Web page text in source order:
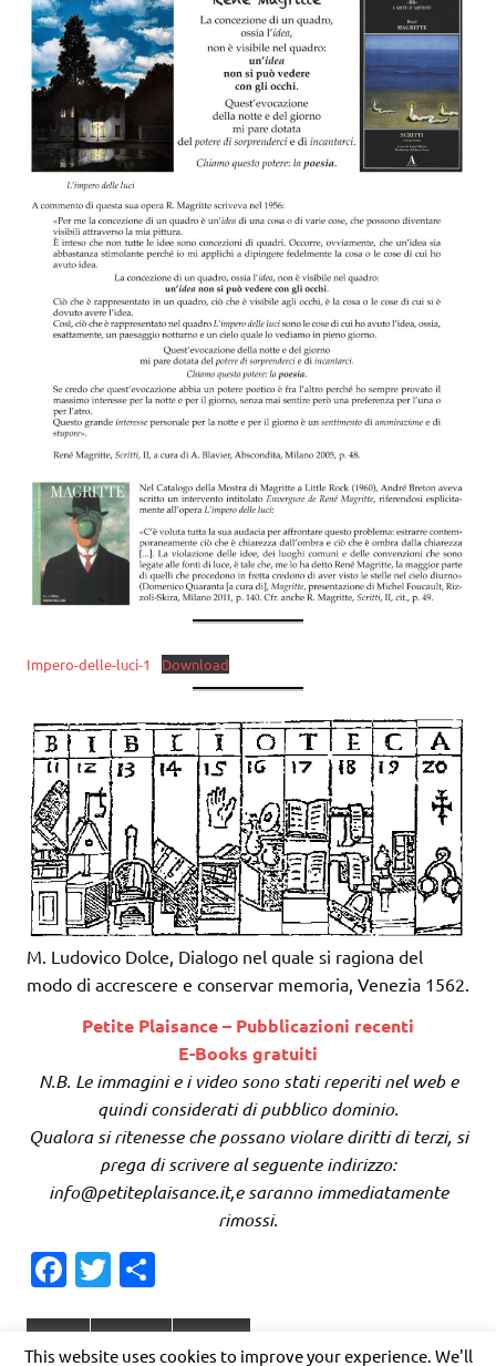
Impero-delle-luci-1 Download
M. Ludovico Dolce, Dialogo nel quale si ragiona del
modo di accrescere e conservar memoria, Venezia 1562.
Petite Plaisance – Pubblicazioni recenti
E-Books gratuiti
N.B. Le immagini e i video sono stati reperiti nel web e
quindi considerati di pubblico dominio.
Qualora si ritenesse che possano violare diritti di terzi, si
prega di scrivere al seguente indirizzo:
info@petiteplaisance.it,e saranno immediatamente
rimossi.
Fa
e
T
it n
Arte pittura Poesia
This website uses cookies to improve your experience. We'll